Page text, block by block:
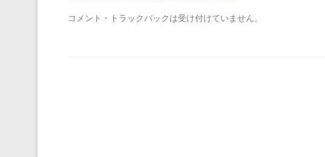
c
tt
ail er e
e
コメント・トラックバックは受け付けていません。